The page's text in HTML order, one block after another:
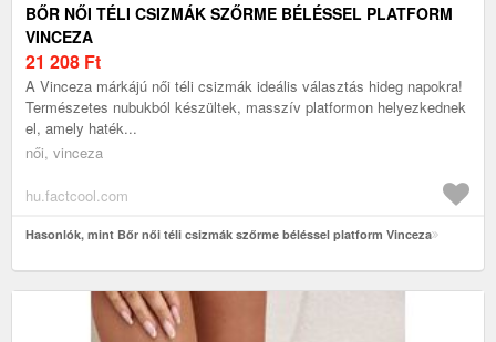
BŐR NŐI TÉLI CSIZMÁK SZŐRME BÉLÉSSEL PLATFORM
VINCEZA
21 208 Ft
A Vinceza márkájú női téli csizmák ideális választás hideg napokra!
Természetes nubukból készültek, masszív platformon helyezkednek
el, amely haték...
női, vinceza
hu.factcool.com
Hasonlók, mint Bőr női téli csizmák szőrme béléssel platform Vinceza